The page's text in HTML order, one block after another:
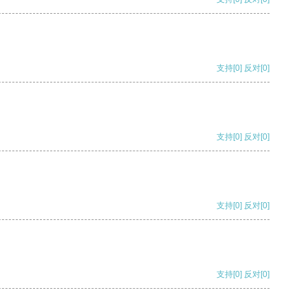
支持[0] 反对[0]
支持[0] 反对[0]
支持[0] 反对[0]
支持[0] 反对[0]